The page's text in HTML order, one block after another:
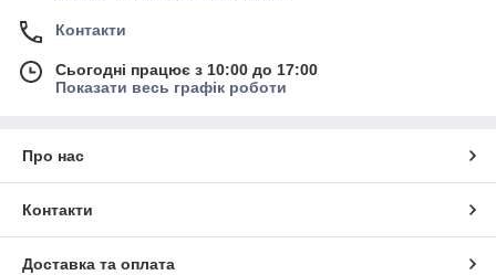
Контакти
Сьогодні працює з 10:00 до 17:00
Показати весь графік роботи
Про нас
Контакти
Доставка та оплата